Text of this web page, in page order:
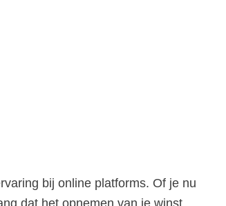
bij online platforms. Of je nu